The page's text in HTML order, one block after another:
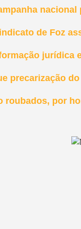
de Foz
jurídica
precarização
roubados, por